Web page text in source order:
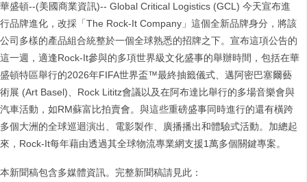
華盛頓--(美國商業資訊)-- Global Critical Logistics (GCL) 今天宣布進
行品牌進化，改採「The Rock-It Company」這個全新品牌身分，將該
公司多樣的產品組合統整於一個全球熟悉的招牌之下。宣布這項公告的
這一週，適逢Rock-It參與的多項世界級文化盛事的舉辦時間，包括在華
盛頓特區舉行的2026年FIFA世界盃™最終抽籤儀式、邁阿密巴塞爾藝
術展 (Art Basel)、Rock Lititz會議以及在阿布達比舉行的多場音樂會與
汽車活動，如RM蘇富比拍賣會。與這些重磅盛事同時進行的還有橫跨
多個大洲的全球巡迴演出、電影製作、廣播播出和體驗式活動。加總起
來，Rock-It每年藉由透過其全球物流專業網支援1萬多個關鍵專案。
本新聞稿包含多媒體資訊。完整新聞稿請見此：